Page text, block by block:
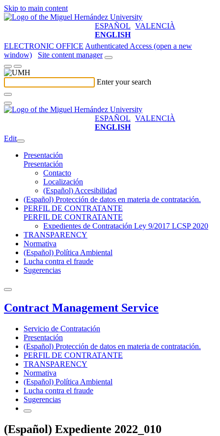
Skip to main content
ESPAÑOL VALENCIÀ
ENGLISH
ELECTRONIC OFFICE Authenticated Access (open a new
window)
Site content manager
Enter your search
ESPAÑOL VALENCIÀ
ENGLISH
Edit
Presentación
Presentación
Contacto
Localización
(Español) Accesibilidad
(Español) Protección de datos en materia de contratación.
PERFIL DE CONTRATANTE
PERFIL DE CONTRATANTE
Expedientes de Contratación Ley 9/2017 LCSP 2020
TRANSPARENCY
Normativa
(Español) Política Ambiental
Lucha contra el fraude
Sugerencias
Contract Management Service
Servicio de Contratación
Presentación
(Español) Protección de datos en materia de contratación.
PERFIL DE CONTRATANTE
TRANSPARENCY
Normativa
(Español) Política Ambiental
Lucha contra el fraude
Sugerencias
(Español) Expediente 2022_010